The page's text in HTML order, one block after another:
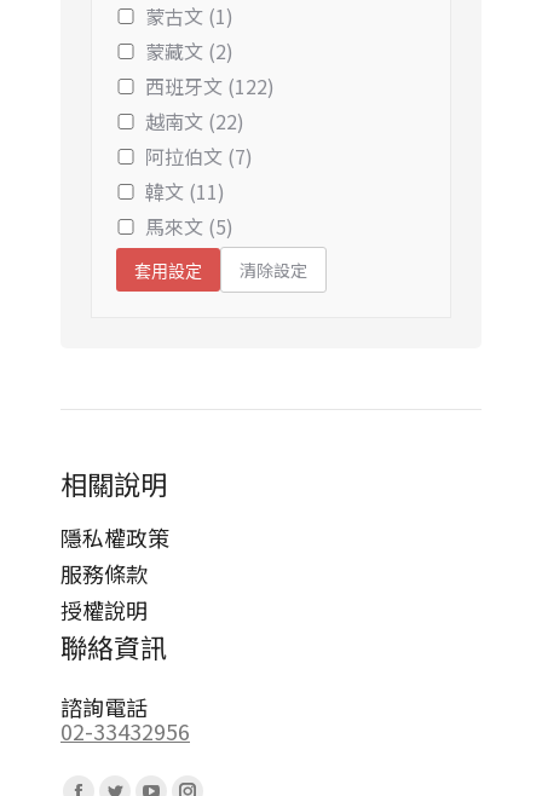
蒙古文 (1)
蒙藏文 (2)
西班牙文 (122)
越南文 (22)
阿拉伯文 (7)
韓文 (11)
馬來文 (5)
套用設定 清除設定
相關說明
隱私權政策
服務條款
授權說明
聯絡資訊
諮詢電話
02-33432956